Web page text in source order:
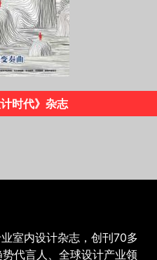
室内设计杂志，创刊70多
代言人、全球设计产业领